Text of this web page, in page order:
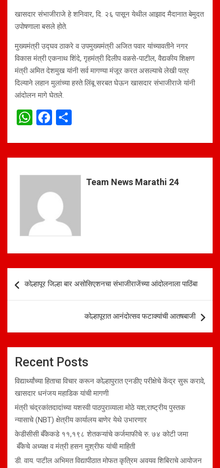
खासदार संभाजीराजे हे शनिवार, दि. २६ पासून येथील आझाद मैदानात बेमुदत
उपोषणाला बसले होते.
मुख्यमंत्री उद्घव ठाकरे व उपमुख्यमंत्री अजित पवार यांच्यावतीने नगर
विकास मंत्री एकनाथ शिंदे, गृहमंत्री दिलीप वळसे-पाटील, वैद्यकीय शिक्षण
मंत्री अमित देशमुख यांनी सर्व मागण्या मंजूर करत असल्याचे लेखी पत्र
दिल्याने लहान मुलांच्या हस्ते लिंबू सरबत घेऊन खासदार संभाजीराजे यांनी
आंदोलन मागे घेतले.
W
at
A
p
p
F
ce
o
o
k
ar
Team News Marathi 24
navigation
कोल्हापूर जिल्हा बार असोसिएशनचा संभाजीराजेंच्या आंदोलनाला पाठिंबा
कोल्हापूरात आनंदोत्सव फटाक्यांची आतषबाजी
Recent Posts
विद्यार्थ्यांच्या हिताचा विचार करून कोल्हापुरात एनडीए परीक्षेचे केंद्र सुरू करावे,
खासदार धनंजय महाडिक यांची मागणी
मंत्री चंद्रकांतदादांच्या यशस्वी पाठपुराव्याला मोठे यश;राष्ट्रीय पुस्तक
न्यासाचे (NBT) क्षेत्रीय कार्यालय बाणेर येथे उभारणार
केडीसीसी बँकेकडे ११,१९८ शेतकऱ्यांचे कर्जमाफीचे रु. ७४ कोटी जमा
बँकेचे अध्यक्ष व मंत्री हसन मुश्रीफ यांची माहिती
डी. वाय. पाटील अभिमत विद्यापीठात मोफत कृत्रिम अवयव शिबिराचे आयोजन